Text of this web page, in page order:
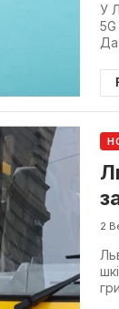
У
2